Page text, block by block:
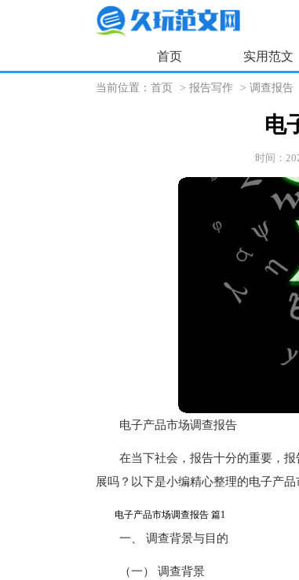
首页 实用范文
当前位置： 首页 > 报告写作 > 调查报告
电
时间：
电子产品市场调查报告
在当下社会，报告十分的重要，
展吗？以下是小编精心整理的电子产
电子产品市场调查报告 篇1
一、 调查背景与目的
（一） 调查背景